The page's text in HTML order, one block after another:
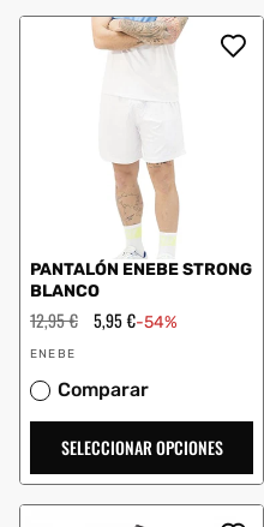
PANTALÓN ENEBE STRONG
BLANCO
Precio
habitual
12,95 € Precio
de
5,95 €-54%
Proveedor:
ENEBE
Comparar
SELECCIONAR OPCIONES